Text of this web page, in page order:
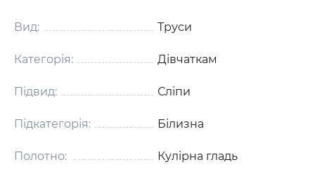
Вид: Труси
Категорія: Дівчаткам
Підвид: Сліпи
Підкатегорія: Білизна
Полотно: Кулірна гладь